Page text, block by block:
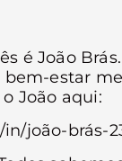
é João
estar
João aqui:
joão-brás-